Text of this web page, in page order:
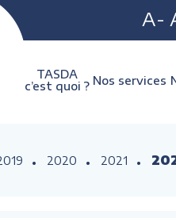
A-
TASDA
c’est quoi ? Nos services
2020 2021